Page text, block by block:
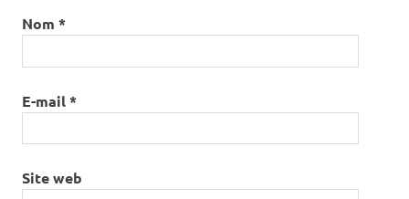
Nom *
E-mail*
Site web